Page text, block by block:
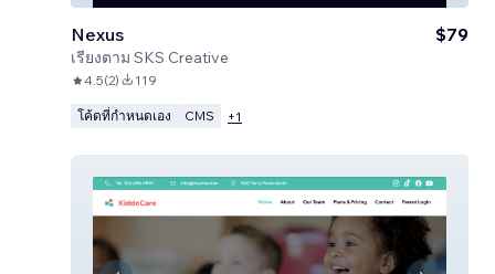
Nexus
เรียงตาม SKS Creative
$79
4.5(2) 119
โค้ดที่กำหนดเอง CMS +1